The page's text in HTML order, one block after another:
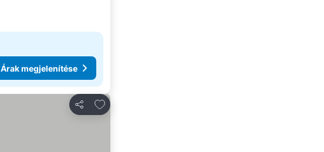
Árak megjelenítése
Megosztás
Hozzáadás a kedvencekhez